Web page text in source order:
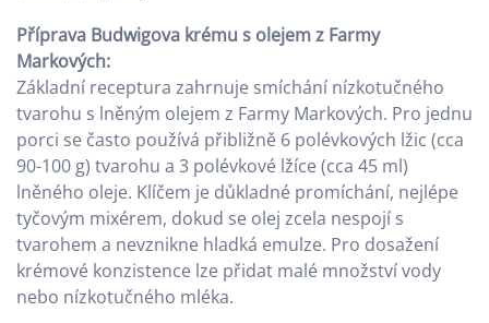
Příprava Budwigova krému s olejem z Farmy
Markových:
Základní receptura zahrnuje smíchání nízkotučného
tvarohu s lněným olejem z Farmy Markových. Pro jednu
porci se často používá přibližně 6 polévkových lžic (cca
90-100 g) tvarohu a 3 polévkové lžíce (cca 45 ml)
lněného oleje. Klíčem je důkladné promíchání, nejlépe
tyčovým mixérem, dokud se olej zcela nespojí s
tvarohem a nevznikne hladká emulze. Pro dosažení
krémové konzistence lze přidat malé množství vody
nebo nízkotučného mléka.